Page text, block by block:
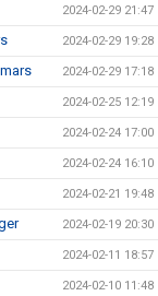
2024-02-29 21:47
2024-02-29 19:28
2024-02-29 17:18
2024-02-25 12:19
2024-02-24 17:00
2024-02-24 16:10
2024-02-21 19:48
2024-02-19 20:30
2024-02-11 18:57
2024-02-10 11:48